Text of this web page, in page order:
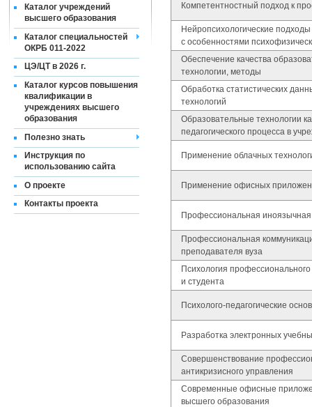
Каталог учреждений
высшего образования
Каталог специальностей
ОКРБ 011-2022
ЦЭ/ЦТ в 2026 г.
Каталог курсов повышения
квалификации в
учреждениях высшего
образования
Полезно знать
Инструкция по
использованию сайта
О проекте
Контакты проекта
Компетентностный подход к
Нейропсихологические
с особенностями
Обеспечение качества
технологии, методы
Обработка статистических
технологий
Образовательные технологии
педагогического процесса в
Применение облачных
Применение офисных
Профессиональная иноязычная
Профессиональная
преподавателя вуза
Психология
и студента
Психолого-педагогические
Разработка электронных
Совершенствование
антикризисного управления
Современные офисные
высшего образования